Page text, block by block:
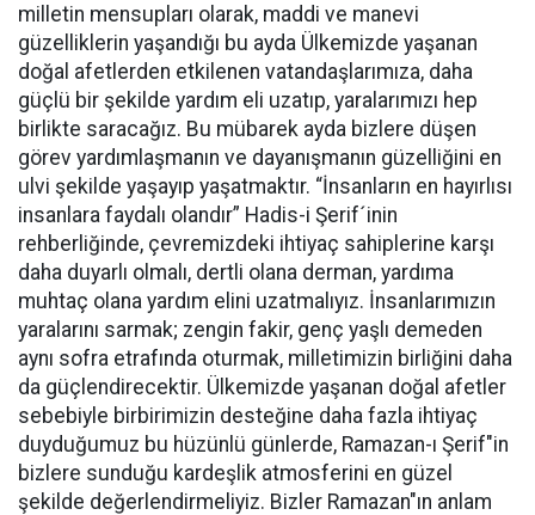
milletin mensupları olarak, maddi ve manevi
güzelliklerin yaşandığı bu ayda Ülkemizde yaşanan
doğal afetlerden etkilenen vatandaşlarımıza, daha
güçlü bir şekilde yardım eli uzatıp, yaralarımızı hep
birlikte saracağız. Bu mübarek ayda bizlere düşen
görev yardımlaşmanın ve dayanışmanın güzelliğini en
ulvi şekilde yaşayıp yaşatmaktır. “İnsanların en hayırlısı
insanlara faydalı olandır” Hadis-i Şerif´inin
rehberliğinde, çevremizdeki ihtiyaç sahiplerine karşı
daha duyarlı olmalı, dertli olana derman, yardıma
muhtaç olana yardım elini uzatmalıyız. İnsanlarımızın
yaralarını sarmak; zengin fakir, genç yaşlı demeden
aynı sofra etrafında oturmak, milletimizin birliğini daha
da güçlendirecektir. Ülkemizde yaşanan doğal afetler
sebebiyle birbirimizin desteğine daha fazla ihtiyaç
duyduğumuz bu hüzünlü günlerde, Ramazan-ı Şerif"in
bizlere sunduğu kardeşlik atmosferini en güzel
şekilde değerlendirmeliyiz. Bizler Ramazan"ın anlam